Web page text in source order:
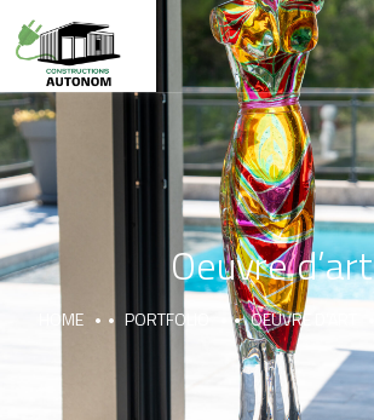
Oeuvre d’art
HOME PORTFOLIO OEUVRE D'ART